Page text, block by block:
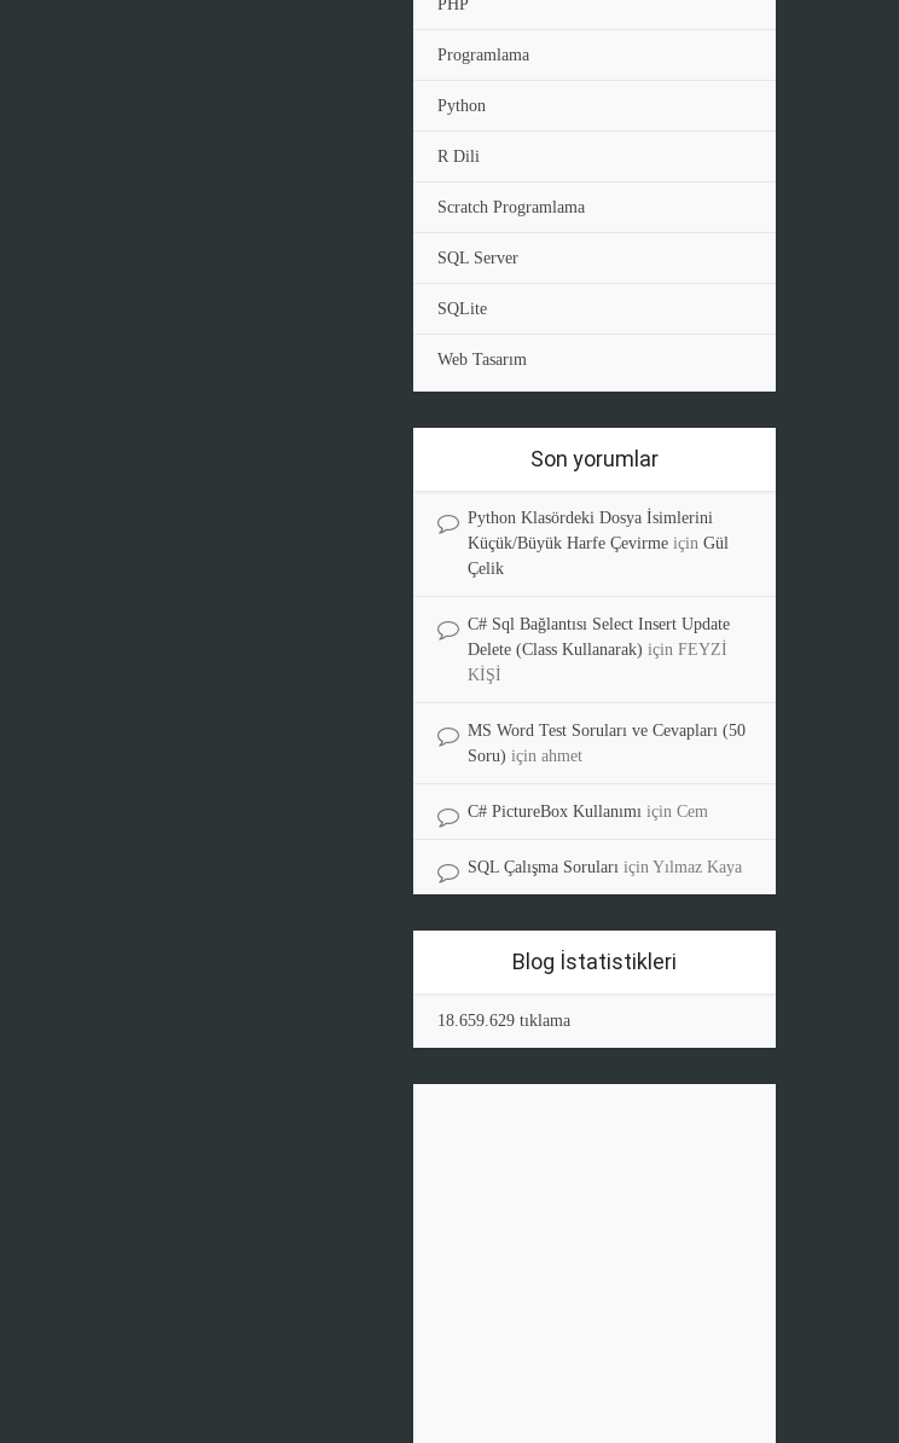
PHP
Programlama
Python
R Dili
Scratch Programlama
SQL Server
SQLite
Web Tasarım
Son yorumlar
Python Klasördeki Dosya İsimlerini
Küçük/Büyük Harfe Çevirme için Gül
Çelik
C# Sql Bağlantısı Select Insert Update
Delete (Class Kullanarak) için FEYZİ
KİŞİ
MS Word Test Soruları ve Cevapları (50
Soru) için ahmet
C# PictureBox Kullanımı için Cem
SQL Çalışma Soruları için Yılmaz Kaya
Blog İstatistikleri
18.659.629 tıklama